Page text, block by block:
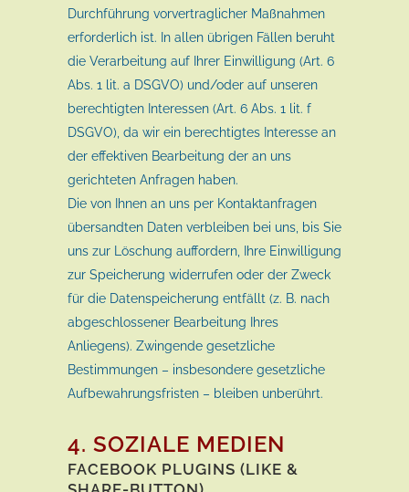
Durchführung vorvertraglicher Maßnahmen
erforderlich ist. In allen übrigen Fällen beruht
die Verarbeitung auf Ihrer Einwilligung (Art. 6
Abs. 1 lit. a DSGVO) und/oder auf unseren
berechtigten Interessen (Art. 6 Abs. 1 lit. f
DSGVO), da wir ein berechtigtes Interesse an
der effektiven Bearbeitung der an uns
gerichteten Anfragen haben.
Die von Ihnen an uns per Kontaktanfragen
übersandten Daten verbleiben bei uns, bis Sie
uns zur Löschung auffordern, Ihre Einwilligung
zur Speicherung widerrufen oder der Zweck
für die Datenspeicherung entfällt (z. B. nach
abgeschlossener Bearbeitung Ihres
Anliegens). Zwingende gesetzliche
Bestimmungen – insbesondere gesetzliche
Aufbewahrungsfristen – bleiben unberührt.
4. SOZIALE MEDIEN
FACEBOOK PLUGINS (LIKE &